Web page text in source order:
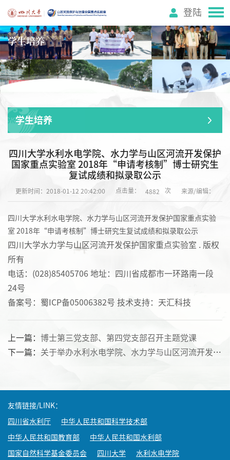
登陆
学生培养
学生培养
四川大学水利水电学院、水力学与山区河流开发保护
国家重点实验室 2018年“申请考核制”博士研究生
复试成绩和拟录取公示
更新时间：2018-01-12 20:42:00 点击量： 4882 次 来源/编辑：
四川大学水利水电学院、水力学与山区河流开发保护国家重点实验
室 2018年“申请考核制”博士研究生复试成绩和拟录取公示
四川大学水力学与山区河流开发保护国家重点实验室 . 版权
所有
电话：(028)85405706 地址：四川省成都市一环路南一段
24号
备案号：蜀ICP备05006382号 技术支持：天汇科技
上一篇： 博士第三党支部、第四党支部召开主题党课
下一篇： 关于举办水利水电学院、水力学与山区河流开发保护国家重点实验室 就业指导“求职演练”系列活动（第二期）的通知
友情链接/LINK：
四川省水利厅 中华人民共和国科学技术部
中华人民共和国教育部 中华人民共和国水利部
国家自然科学基金委员会 四川大学 水利水电学院